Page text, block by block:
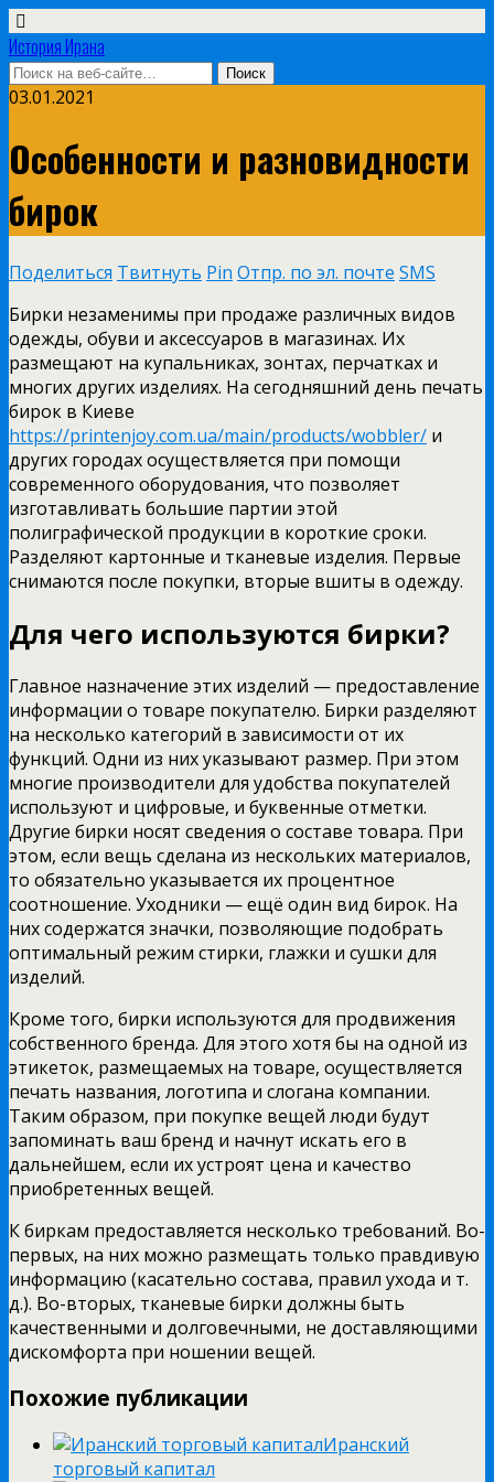
История Ирана
03.01.2021
Особенности и разновидности
бирок
Поделиться Твитнуть Pin Отпр. по эл. почте SMS
Бирки незаменимы при продаже различных видов
одежды, обуви и аксессуаров в магазинах. Их
размещают на купальниках, зонтах, перчатках и
многих других изделиях. На сегодняшний день печать
бирок в Киеве
https://printenjoy.com.ua/main/products/wobbler/ и
других городах осуществляется при помощи
современного оборудования, что позволяет
изготавливать большие партии этой
полиграфической продукции в короткие сроки.
Разделяют картонные и тканевые изделия. Первые
снимаются после покупки, вторые вшиты в одежду.
Для чего используются бирки?
Главное назначение этих изделий — предоставление
информации о товаре покупателю. Бирки разделяют
на несколько категорий в зависимости от их
функций. Одни из них указывают размер. При этом
многие производители для удобства покупателей
используют и цифровые, и буквенные отметки.
Другие бирки носят сведения о составе товара. При
этом, если вещь сделана из нескольких материалов,
то обязательно указывается их процентное
соотношение. Уходники — ещё один вид бирок. На
них содержатся значки, позволяющие подобрать
оптимальный режим стирки, глажки и сушки для
изделий.
Кроме того, бирки используются для продвижения
собственного бренда. Для этого хотя бы на одной из
этикеток, размещаемых на товаре, осуществляется
печать названия, логотипа и слогана компании.
Таким образом, при покупке вещей люди будут
запоминать ваш бренд и начнут искать его в
дальнейшем, если их устроят цена и качество
приобретенных вещей.
К биркам предоставляется несколько требований. Во-
первых, на них можно размещать только правдивую
информацию (касательно состава, правил ухода и т.
д.). Во-вторых, тканевые бирки должны быть
качественными и долговечными, не доставляющими
дискомфорта при ношении вещей.
Похожие публикации
Иранский
торговый капитал